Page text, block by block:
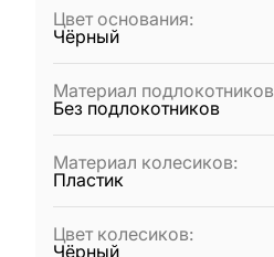
Цвет основания:
Чёрный
Материал подлокотников
Без подлокотников
Материал колесиков:
Пластик
Цвет колесиков:
Чёрный